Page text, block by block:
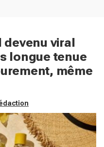
devenu viral
longue tenue
même